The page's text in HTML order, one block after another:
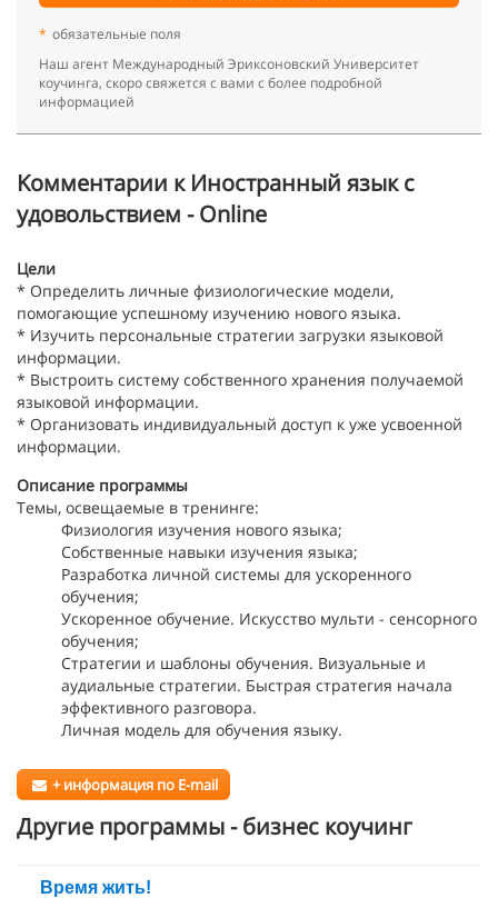
* обязательные поля
Наш агент Международный Эриксоновский Университет
коучинга, скоро свяжется с вами с более подробной
информацией
Kомментарии к Иностранный язык с
удовольствием - Online
Цели
* Определить личные физиологические модели,
помогающие успешному изучению нового языка.
* Изучить персональные стратегии загрузки языковой
информации.
* Выстроить систему собственного хранения получаемой
языковой информации.
* Организовать индивидуальный доступ к уже усвоенной
информации.
Описание программы
Темы, освещаемые в тренинге:
Физиология изучения нового языка;
Собственные навыки изучения языка;
Разработка личной системы для ускоренного
обучения;
Ускоренное обучение. Искусство мульти - сенсорного
обучения;
Стратегии и шаблоны обучения. Визуальные и
аудиальные стратегии. Быстрая стратегия начала
эффективного разговора.
Личная модель для обучения языку.
+ информация по E-mail
Другие программы - бизнес коучинг
Время жить!